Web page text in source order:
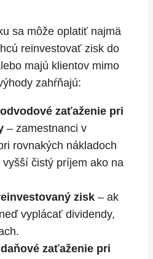
sa môže oplatiť najmä
reinvestovať zisk do
majú klientov mimo
zahŕňajú:
zaťaženie pri
– zamestnanci v
rovnakých nákladoch
čistý príjem ako na
zisk – ak
vyplácať dividendy,
zaťaženie pri